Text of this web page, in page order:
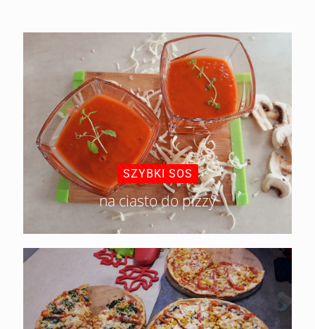
SZYBKI SOS
na ciasto do pizzy